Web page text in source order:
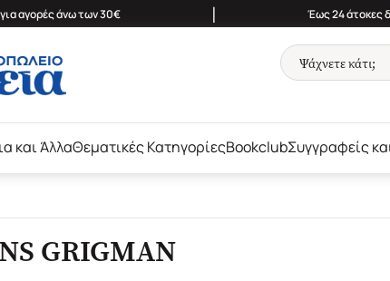
αγορές άνω των 30€ | Έως 24 άτοκες
και ΆλλαΘεματικές ΚατηγορίεςBookclubΣυγγραφείς
GRIGMAN